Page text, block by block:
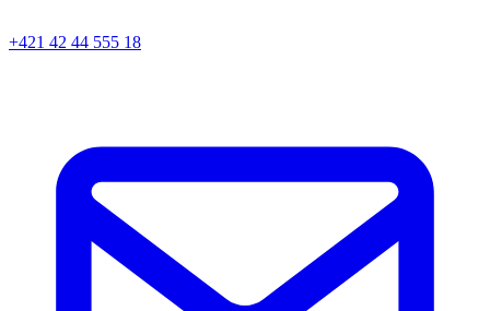
+421 42 44 555 18